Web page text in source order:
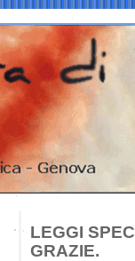
LEGGI
GRAZIE.